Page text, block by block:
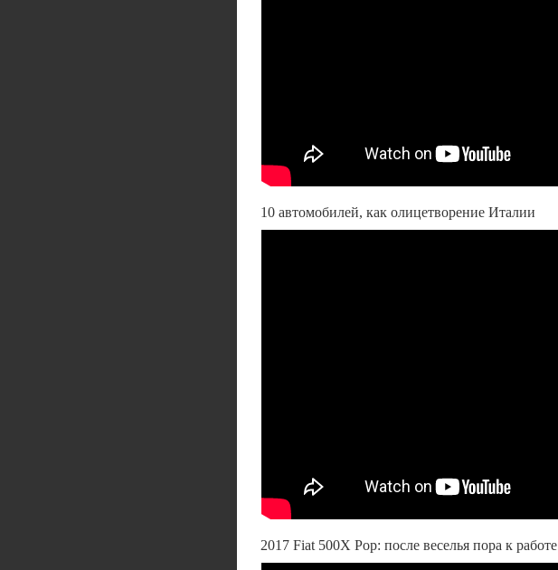
10 автомобилей, как олицетворение Италии
2017 Fiat 500X Pop: после веселья пора к